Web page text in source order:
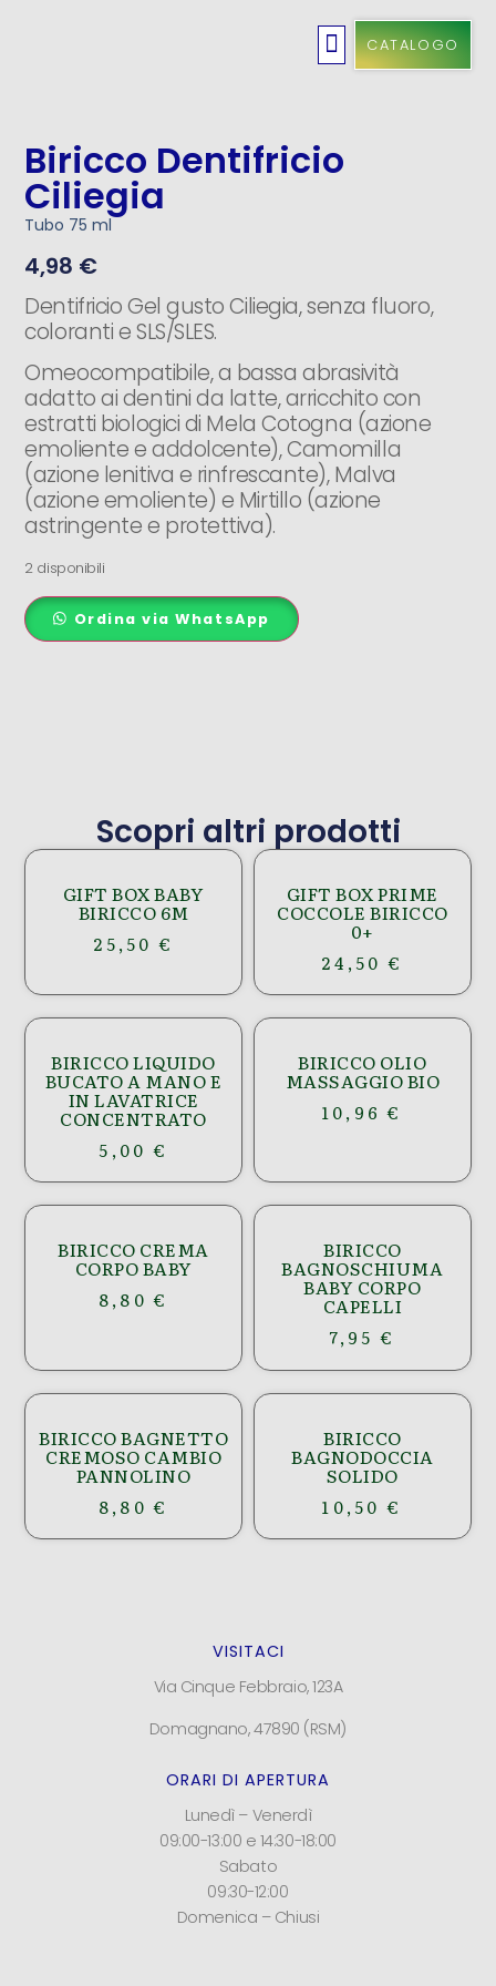
CATALOGO
Biricco Dentifricio
Ciliegia
Tubo 75 ml
4,98 €
Dentifricio Gel gusto Ciliegia, senza fluoro,
coloranti e SLS/SLES.
Omeocompatibile, a bassa abrasività
adatto ai dentini da latte, arricchito con
estratti biologici di Mela Cotogna (azione
emoliente e addolcente), Camomilla
(azione lenitiva e rinfrescante), Malva
(azione emoliente) e Mirtillo (azione
astringente e protettiva).
2 disponibili
Ordina via WhatsApp
Scopri altri prodotti
GIFT BOX BABY
BIRICCO 6M
25,50€
GIFT BOX PRIME
COCCOLE BIRICCO
0+
24,50€
BIRICCO LIQUIDO
BUCATO A MANO E
IN LAVATRICE
CONCENTRATO
5,00€
BIRICCO OLIO
MASSAGGIO BIO
10,96€
BIRICCO CREMA
CORPO BABY
8,80€
BIRICCO
BAGNOSCHIUMA
BABY CORPO
CAPELLI
7,95€
BIRICCO BAGNETTO
CREMOSO CAMBIO
PANNOLINO
8,80€
BIRICCO
BAGNODOCCIA
SOLIDO
10,50€
VISITACI
Via Cinque Febbraio, 123A
Domagnano, 47890 (RSM)
ORARI DI APERTURA
Lunedì – Venerdì
09:00-13:00 e 14:30-18:00
Sabato
09:30-12:00
Domenica – Chiusi